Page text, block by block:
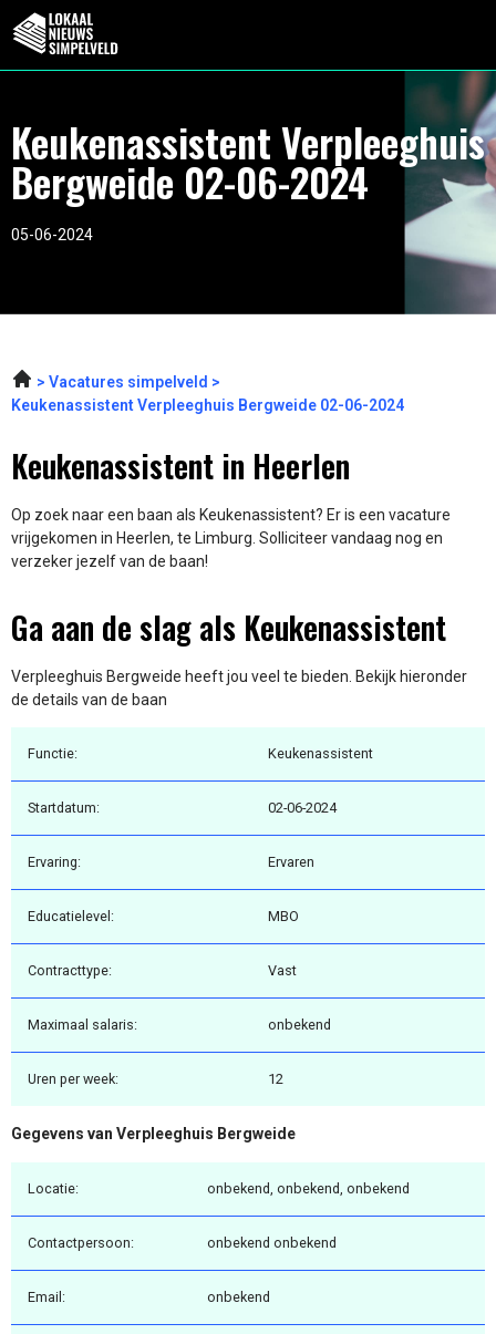
Keukenassistent Verpleeghuis
Bergweide 02-06-2024
05-06-2024
Vacatures simpelveld
Keukenassistent Verpleeghuis Bergweide 02-06-2024
Keukenassistent in Heerlen
Op zoek naar een baan als Keukenassistent? Er is een vacature
vrijgekomen in Heerlen, te Limburg. Solliciteer vandaag nog en
verzeker jezelf van de baan!
Ga aan de slag als Keukenassistent
Verpleeghuis Bergweide heeft jou veel te bieden. Bekijk hieronder
de details van de baan
Functie: Keukenassistent
Startdatum: 02-06-2024
Ervaring: Ervaren
Educatielevel: MBO
Contracttype: Vast
Maximaal salaris: onbekend
Uren per week: 12
Gegevens van Verpleeghuis Bergweide
Locatie: onbekend, onbekend, onbekend
Contactpersoon: onbekend onbekend
Email: onbekend